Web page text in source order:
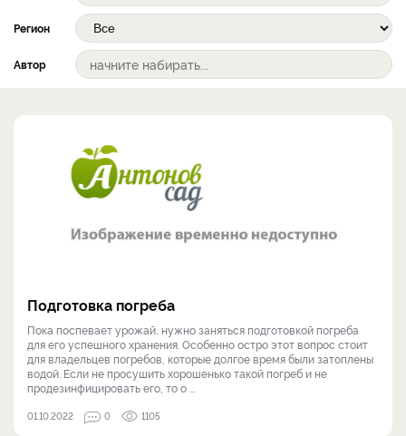
Регион
Автор
Подготовка погреба
Пока поспевает урожай, нужно заняться подготовкой погреба
для его успешного хранения. Особенно остро этот вопрос стоит
для владельцев погребов, которые долгое время были затоплены
водой. Если не просушить хорошенько такой погреб и не
продезинфицировать его, то о ...
01.10.2022 0 1105